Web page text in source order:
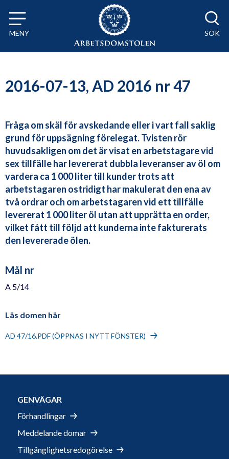
Till innehåll på sidan x
MENY SÖK
2016-07-13, AD 2016 nr 47
Fråga om skäl för avskedande eller i vart fall saklig
grund för uppsägning förelegat. Tvisten rör
huvudsakligen om det är visat en arbetstagare vid
sex tillfälle har levererat dubbla leveranser av öl om
vardera ca 1 000 liter till kunder trots att
arbetstagaren ostridigt har makulerat den ena av
två ordrar och om arbetstagaren vid ett tillfälle
levererat 1 000 liter öl utan att upprätta en order,
vilket fått till följd att kunderna inte fakturerats
den levererade ölen.
Mål nr
A 5/14
Läs domen här
AD 47/16.PDF (ÖPPNAS I NYTT FÖNSTER)
GENVÄGAR
Förhandlingar
Meddelande domar
Tillgänglighetsredogörelse